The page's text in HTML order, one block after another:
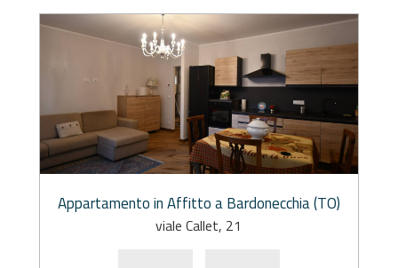
Appartamento in Affitto a Bardonecchia (TO)
viale Callet, 21